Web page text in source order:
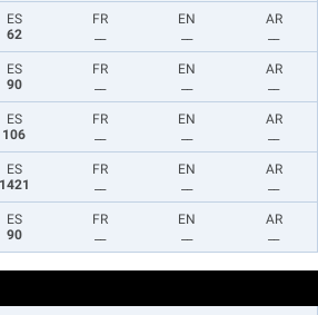
ES
62
FR
EN
AR
ES
90
FR
EN
AR
ES
106
FR
EN
AR
ES
1421
FR
EN
AR
ES
90
FR
EN
AR